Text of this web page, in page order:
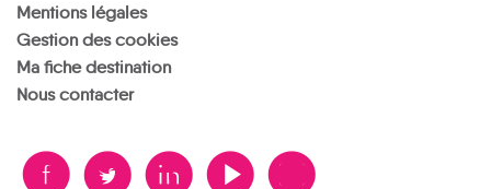
Mentions légales
Gestion des cookies
Ma fiche destination
Nous contacter
B A D F V